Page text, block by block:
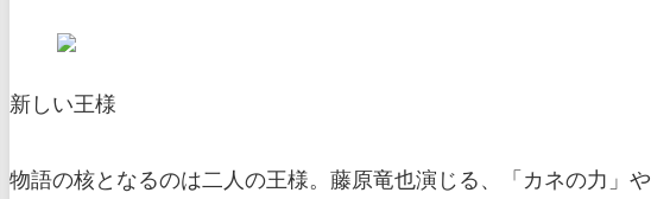
新しい王様
物語の核となるのは二人の王様。藤原竜也演じる、「カネの力」